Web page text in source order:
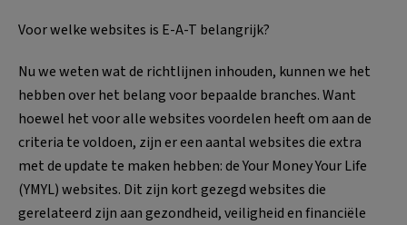
Voor welke websites is E-A-T belangrijk?
Nu we weten wat de richtlijnen inhouden, kunnen we het
hebben over het belang voor bepaalde branches. Want
hoewel het voor alle websites voordelen heeft om aan de
criteria te voldoen, zijn er een aantal websites die extra
met de update te maken hebben: de Your Money Your Life
(YMYL) websites. Dit zijn kort gezegd websites die
gerelateerd zijn aan gezondheid, veiligheid en financiële